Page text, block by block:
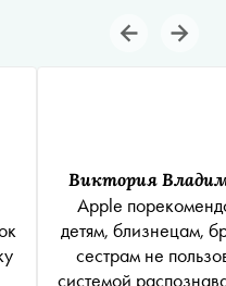
Виктория
Apple
детям, близнецам,
сестрам не
системой